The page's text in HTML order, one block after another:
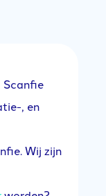
Scanfie
, en
Wij zijn